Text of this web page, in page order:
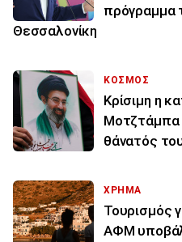
πρόγραμμα
Θεσσαλονίκη
ΚΟΣΜΟΣ
Κρίσιμη η
Μοτζτάμπα
θάνατός
ΧΡΗΜΑ
Τουρισμός
ΑΦΜ